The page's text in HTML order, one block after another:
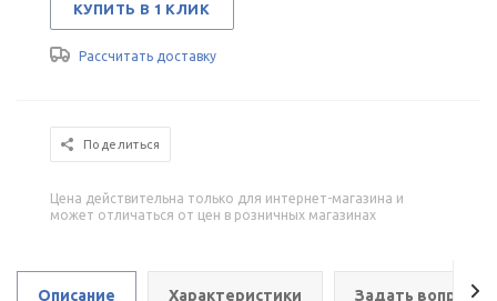
КУПИТЬ В 1 КЛИК
Рассчитать доставку
Поделиться
Цена действительна только для интернет-магазина и
может отличаться от цен в розничных магазинах
Описание Характеристики Задать вопрос